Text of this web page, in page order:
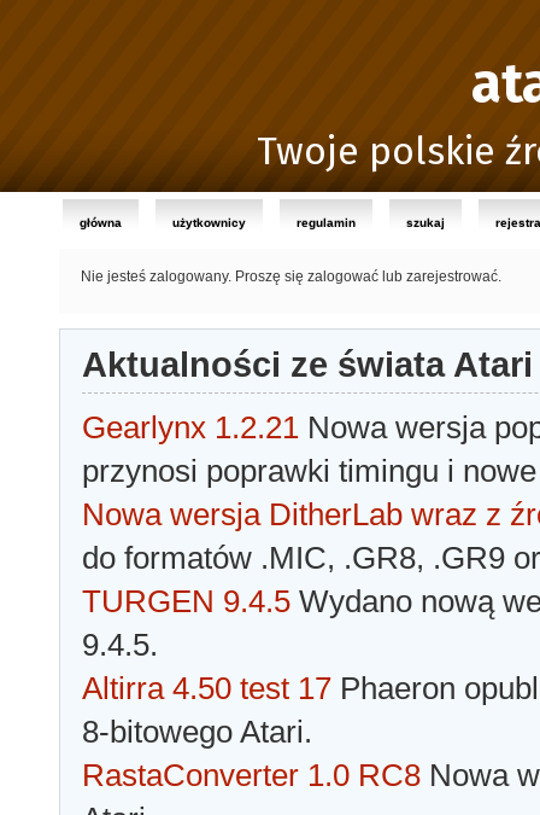
Twoje polskie
główna użytkownicy regulamin szukaj
Nie jesteś zalogowany. Proszę się zalogować lub zarejestrować.
Aktualności ze świata Atari
Gearlynx 1.2.21 Nowa wersja
przynosi poprawki timingu i
Nowa wersja DitherLab wraz z
do formatów .MIC, .GR8, .GR9
TURGEN 9.4.5 Wydano nową
9.4.5.
Altirra 4.50 test 17 Phaeron
8-bitowego Atari.
RastaConverter 1.0 RC8 Nowa